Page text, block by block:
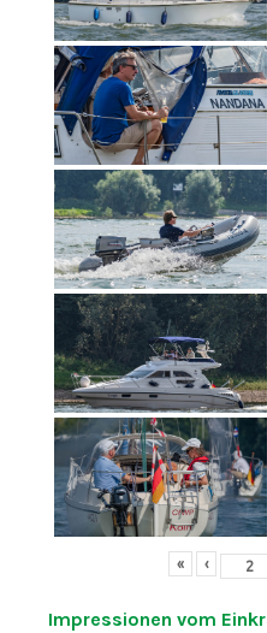
« ‹
Impressionen vom